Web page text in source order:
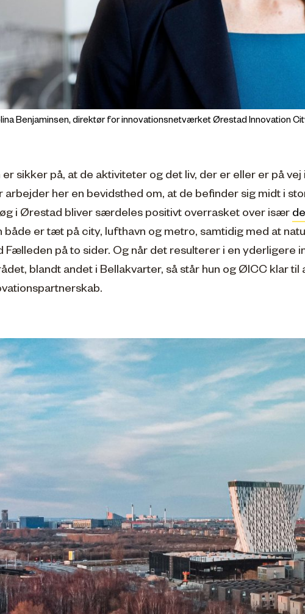
Benjaminsen, direktør for innovationsnetværket Ørestad Innovation
er sikker på, at de aktiviteter og det liv, der er eller er på
arbejder her en bevidsthed om, at de befinder sig midt i
i Ørestad bliver særdeles positivt overrasket over især
både er tæt på city, lufthavn og metro, samtidig med at
Fælleden på to sider. Og når det resulterer i en yderligere
blandt andet i Bellakvarter, så står hun og ØICC klar